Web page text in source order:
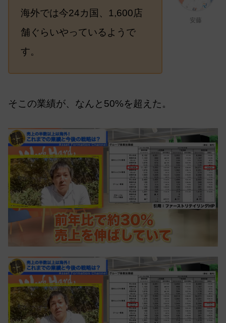
安藤
海外では今24カ国、1,600店
舗ぐらいやっているようで
す。
そこの業績が、なんと50%を超えた。